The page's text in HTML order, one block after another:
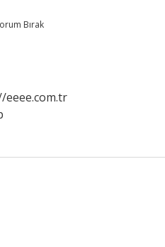
Bırak
eeee.com.tr